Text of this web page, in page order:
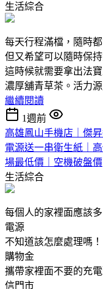
生活綜合
每天行程滿檔，隨時
但又希望可以隨時保
這時候就需要拿出法寶
濃厚舖青草茶。活力
繼續閱讀
1週前
高雄鳳山手機店｜傑
電源送一串衛生紙｜
場最低價｜空機破盤價
生活綜合
每個人的家裡面應該
電源
不知道該怎麼處理嗎
購物金
攜帶家裡面不要的充
信門市